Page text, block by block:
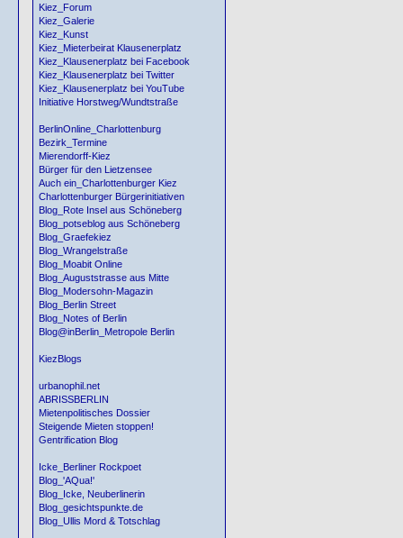
Kiez_Forum
Kiez_Galerie
Kiez_Kunst
Kiez_Mieterbeirat Klausenerplatz
Kiez_Klausenerplatz bei Facebook
Kiez_Klausenerplatz bei Twitter
Kiez_Klausenerplatz bei YouTube
Initiative Horstweg/Wundtstraße
BerlinOnline_Charlottenburg
Bezirk_Termine
Mierendorff-Kiez
Bürger für den Lietzensee
Auch ein_Charlottenburger Kiez
Charlottenburger Bürgerinitiativen
Blog_Rote Insel aus Schöneberg
Blog_potseblog aus Schöneberg
Blog_Graefekiez
Blog_Wrangelstraße
Blog_Moabit Online
Blog_Auguststrasse aus Mitte
Blog_Modersohn-Magazin
Blog_Berlin Street
Blog_Notes of Berlin
Blog@inBerlin_Metropole Berlin
KiezBlogs
urbanophil.net
ABRISSBERLIN
Mietenpolitisches Dossier
Steigende Mieten stoppen!
Gentrification Blog
Icke_Berliner Rockpoet
Blog_'AQua!'
Blog_Icke, Neuberlinerin
Blog_gesichtspunkte.de
Blog_Ullis Mord & Totschlag